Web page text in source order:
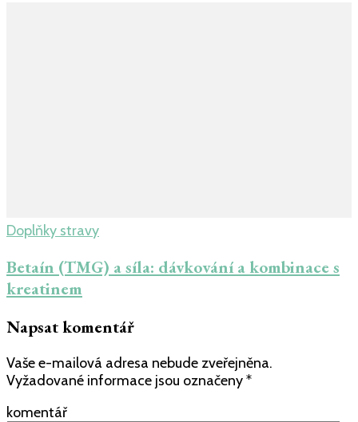
Doplňky stravy
Betaín (TMG) a síla: dávkování a kombinace s
kreatinem
Napsat komentář
Vaše e-mailová adresa nebude zveřejněna.
Vyžadované informace jsou označeny*
komentář